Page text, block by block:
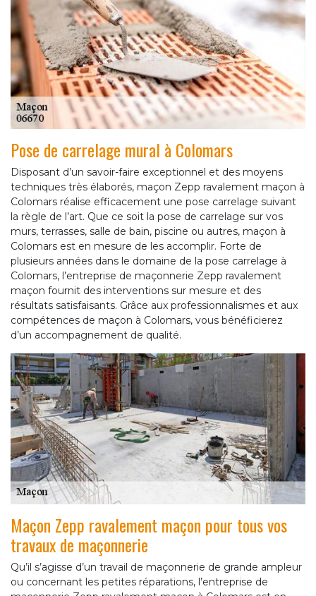
Pose de carrelage mural à Colomars
Disposant d’un savoir-faire exceptionnel et des moyens
techniques très élaborés, maçon Zepp ravalement maçon à
Colomars réalise efficacement une pose carrelage suivant
la règle de l’art. Que ce soit la pose de carrelage sur vos
murs, terrasses, salle de bain, piscine ou autres, maçon à
Colomars est en mesure de les accomplir. Forte de
plusieurs années dans le domaine de la pose carrelage à
Colomars, l’entreprise de maçonnerie Zepp ravalement
maçon fournit des interventions sur mesure et des
résultats satisfaisants. Grâce aux professionnalismes et aux
compétences de maçon à Colomars, vous bénéficierez
d’un accompagnement de qualité.
Maçon Zepp ravalement maçon pour tous vos
travaux de maçonnerie
Qu’il s’agisse d’un travail de maçonnerie de grande ampleur
ou concernant les petites réparations, l’entreprise de